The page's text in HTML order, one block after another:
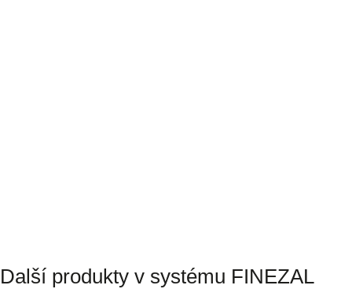
Další produkty v systému FINEZAL